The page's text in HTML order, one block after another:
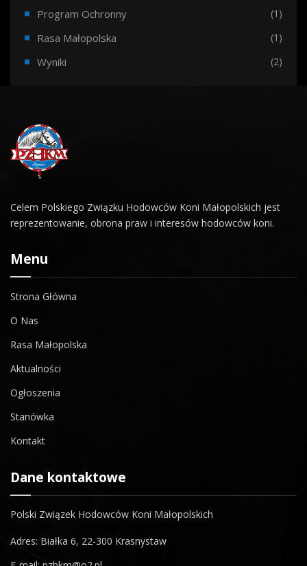
Program Ochronny (1)
Rasa Małopolska (1)
Wyniki (2)
Celem Polskiego Związku Hodowców Koni Małopolskich jest
reprezentowanie, obrona praw i interesów hodowców koni.
Menu
Strona Główna
O Nas
Rasa Małopolska
Aktualności
Ogłoszenia
Stanówka
Kontakt
Dane kontaktowe
Polski Związek Hodowców Koni Małopolskich
Adres: Białka 6, 22-300 Krasnystaw